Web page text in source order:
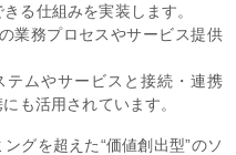
る仕組みを実装します。
業務プロセスやサービス提供
テムやサービスと接続・連携
も活用されています。
グを超えた“価値創出型”のソ